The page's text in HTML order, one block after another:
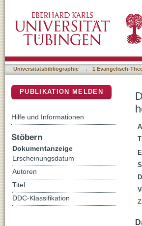
Universitätsbibliographie → 1 Evangelisch-
PUBLIKATION MELDEN
Hilfe und Informationen
Stöbern
Dokumentanzeige
Erscheinungsdatum
Autoren
Titel
DDC-Klassifikation